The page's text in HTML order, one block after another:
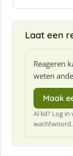
Laat een
Reageren
weten
Maak
Al lid? Log
wachtwoord.